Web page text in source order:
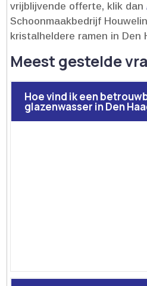
vrijblijvende offerte, klik dan
Schoonmaakbedrijf
kristalheldere ramen in Den
Meest gestelde
Hoe vind ik een
glazenwasser in Den